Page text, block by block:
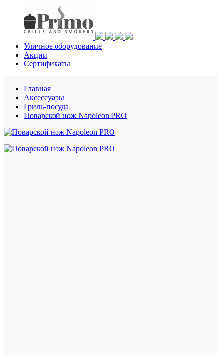
Уличное оборудование
Акции
Сертификаты
Главная
Аксессуары
Гриль-посуда
Поварской нож Napoleon PRO